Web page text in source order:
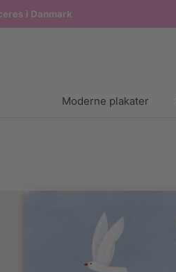
i Danmark
Moderne plakater